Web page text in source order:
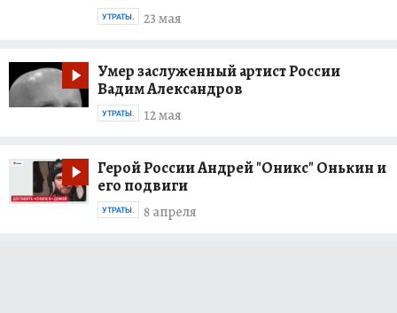
23 мая
УТРАТЫ.
Умер заслуженный артист России
Вадим Александров
12 мая
УТРАТЫ.
Герой России Андрей "Оникс" Онькин и
его подвиги
8 апреля
УТРАТЫ.